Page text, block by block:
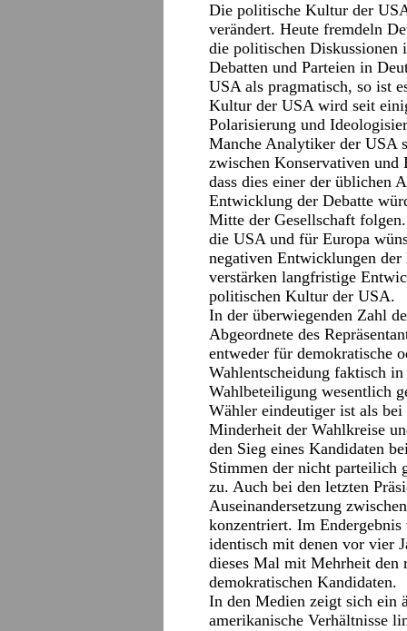
Die politische Kultur der
verändert. Heute fremdeln
die politischen Diskussionen
Debatten und Parteien in
USA als pragmatisch, so ist
Kultur der USA wird seit
Polarisierung und
Manche Analytiker der USA
zwischen Konservativen und
dass dies einer der üblichen
Entwicklung der Debatte
Mitte der Gesellschaft
die USA und für Europa
negativen Entwicklungen der
verstärken langfristige
politischen Kultur der USA.
In der überwiegenden Zahl
Abgeordnete des
entweder für demokratische
Wahlentscheidung faktisch
Wahlbeteiligung wesentlich
Wähler eindeutiger ist als
Minderheit der Wahlkreise
den Sieg eines Kandidaten
Stimmen der nicht parteilich
zu. Auch bei den letzten
Auseinandersetzung
konzentriert. Im
identisch mit denen vor vier
dieses Mal mit Mehrheit den
demokratischen Kandidaten.
In den Medien zeigt sich ein
amerikanische Verhältnisse